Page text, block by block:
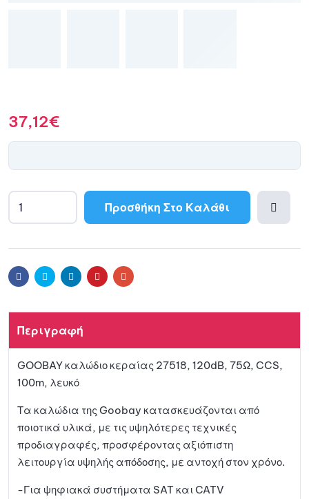
37,12€
Προσθήκη Στο Καλάθι
αγαπ
ημένω
l
r
FacebookTwitter LinkedinPinterestEmail
Περιγραφή
GOOBAY καλώδιο κεραίας 27518, 120dB, 75Ω, CCS,
100m, λευκό
Τα καλώδια της Goobay κατασκευάζονται από
ποιοτικά υλικά, με τις υψηλότερες τεχνικές
προδιαγραφές, προσφέροντας αξιόπιστη
λειτουργία υψηλής απόδοσης, με αντοχή στον χρόνο.
-Για ψηφιακά συστήματα SAT και CATV